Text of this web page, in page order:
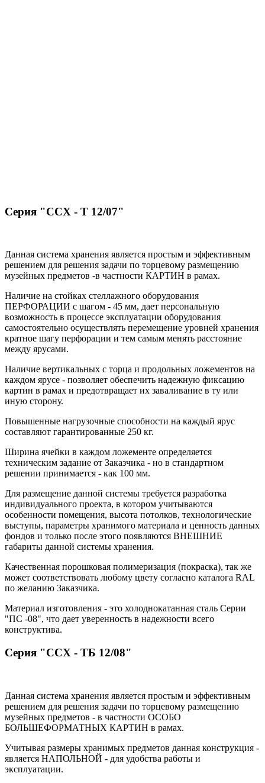
Серия "ССХ - Т 12/07"
Данная система хранения является простым и эффективным
решением для решения задачи по торцевому размещению
музейных предметов -в частности КАРТИН в рамах.
Наличие на стойках стеллажного оборудования
ПЕРФОРАЦИИ с шагом - 45 мм, дает персональную
возможность в процессе эксплуатации оборудования
самостоятельно осуществлять перемещение уровней хранения
кратное шагу перфорации и тем самым менять расстояние
между ярусами.
Наличие вертикальных с торца и продольных ложементов на
каждом ярусе - позволяет обеспечить надежную фиксацию
картин в рамах и предотвращает их заваливание в ту или
иную сторону.
Повышенные нагрузочные способности на каждый ярус
составляют гарантированные 250 кг.
Ширина ячейки в каждом ложементе определяется
техническим задание от Заказчика - но в стандартном
решении принимается - как 100 мм.
Для размещение данной системы требуется разработка
индивидуального проекта, в котором учитываются
особенности помещения, высота потолков, технологические
выступы, параметры хранимого материала и ценность данных
фондов и только после этого появляются ВНЕШНИЕ
габариты данной системы хранения.
Качественная порошковая полимеризация (покраска), так же
может соответствовать любому цвету согласно каталога RAL
по желанию Заказчика.
Материал изготовления - это холоднокатанная сталь Серии
"ПС -08", что дает уверенность в надежности всего
конструктива.
Серия "ССХ - ТБ 12/08"
Данная система хранения является простым и эффективным
решением для решения задачи по торцевому размещению
музейных предметов - в частности ОСОБО
БОЛЬШЕФОРМАТНЫХ КАРТИН в рамах.
Учитывая размеры хранимых предметов данная конструкция -
является НАПОЛЬНОЙ - для удобства работы и
эксплуатации.